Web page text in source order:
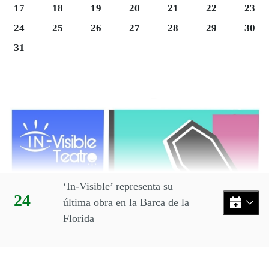
Lunes 17
17 Martes 18
18 Miércoles 19
19 Jueves 20
20 Viernes 21
21 Sábado 22
22
23
24
Martes 25
25 Miércoles 26
26 Jueves 27
27 Viernes 28
28 Sábado 29
29
30
Lunes 31
31
Eventos disponibles en el
Día:
24
‘In-Visible’ representa su
última obra en la Barca de la
Florida